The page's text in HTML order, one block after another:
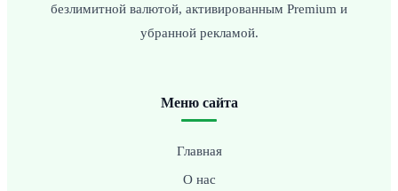
безлимитной валютой, активированным Premium и
убранной рекламой.
Меню сайта
Главная
О нас